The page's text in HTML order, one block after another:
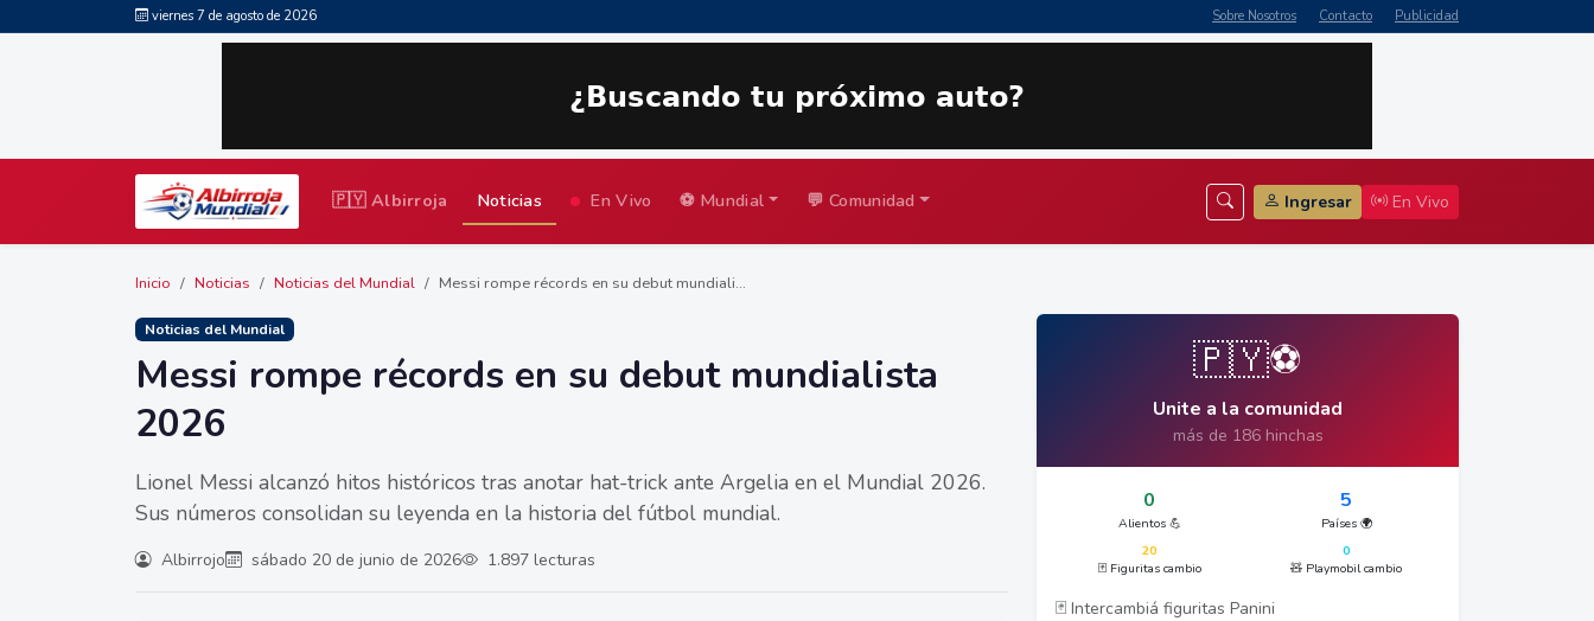
viernes 7 de agosto de 2026 Sobre Nosotros Contacto Publicidad
🇵🇾 Albirroja Noticias En Vivo ⚽ Mundial 💬 Comunidad Ingresar En Vivo
Inicio Noticias Noticias del Mundial Messi rompe récords en su debut mundiali...
Noticias del Mundial
Messi rompe récords en su debut mundialista
2026
Lionel Messi alcanzó hitos históricos tras anotar hat-trick ante Argelia en el Mundial 2026.
Sus números consolidan su leyenda en la historia del fútbol mundial.
Albirrojo sábado 20 de junio de 2026 1.897 lecturas
🇵🇾⚽
Unite a la comunidad
más de 186 hinchas
0
Alientos 💪
5
Países 🌍
20
🃏 Figuritas cambio
0
🧸 Playmobil cambio
🃏 Intercambiá figuritas Panini